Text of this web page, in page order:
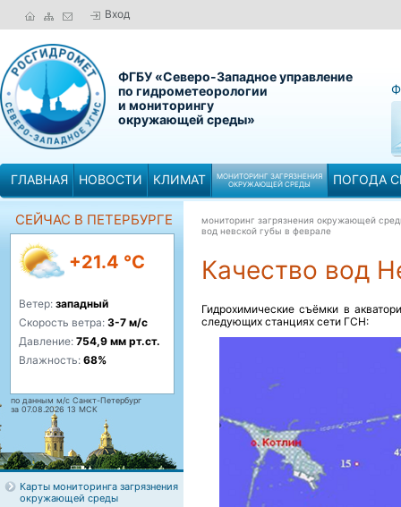
Вход
ФГБУ «Северо-Западное управление
по гидрометеорологии
и мониторингу
окружающей среды»
ГЛАВНАЯ НОВОСТИ КЛИМАТ
МОНИТОРИНГ ЗАГРЯЗНЕНИЯ
ОКРУЖАЮЩЕЙ СРЕДЫ
ПОГОДА
СЕЙЧАС В ПЕТЕРБУРГЕ
+21.4 °C
Ветер: западный
Скорость ветра: 3-7 м/с
Давление: 754,9 мм рт.ст.
Влажность: 68%
по данным м/с Санкт-Петербург
за 07.08.2026 13 МСК
Карты мониторинга загрязнения
окружающей среды
мониторинг загрязнения окружающей
вод невской губы в феврале
Качество вод
Гидрохимические съёмки в
следующих станциях сети ГСН: